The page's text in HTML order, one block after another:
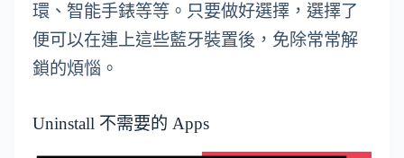
環、智能手錶等等。只要做好選擇，選擇了
便可以在連上這些藍牙裝置後，免除常常解
鎖的煩惱。
Uninstall 不需要的 Apps